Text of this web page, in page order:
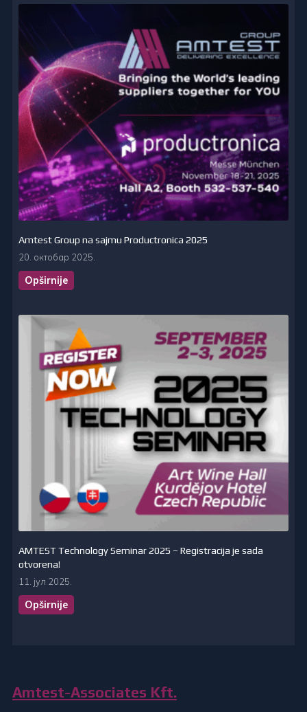
Amtest Group na sajmu Productronica 2025
20. октобар 2025.
Opširnije
AMTEST Technology Seminar 2025 – Registracija je sada
otvorena!
11. јул 2025.
Opširnije
Amtest-Associates Kft.